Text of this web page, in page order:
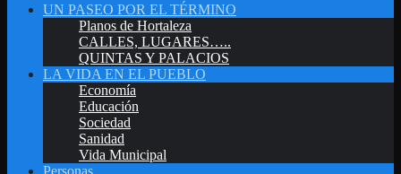
UN PASEO POR EL TÉRMINO
Planos de Hortaleza
CALLES, LUGARES…..
QUINTAS Y PALACIOS
LA VIDA EN EL PUEBLO
Economía
Educación
Sociedad
Sanidad
Vida Municipal
Personas